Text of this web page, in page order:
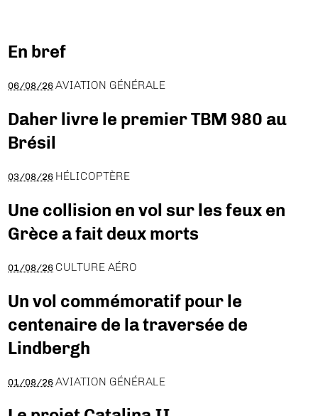
En bref
06/08/26 AVIATION GÉNÉRALE
Daher livre le premier TBM 980 au
Brésil
03/08/26 HÉLICOPTÈRE
Une collision en vol sur les feux en
Grèce a fait deux morts
01/08/26 CULTURE AÉRO
Un vol commémoratif pour le
centenaire de la traversée de
Lindbergh
01/08/26 AVIATION GÉNÉRALE